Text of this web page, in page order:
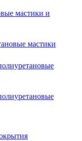
мастики и
мастики